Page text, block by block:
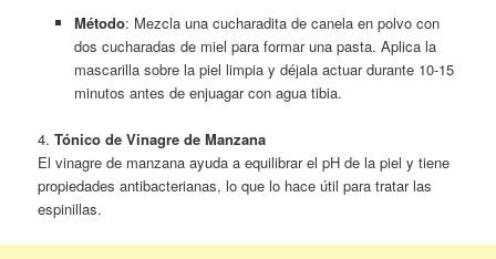
Método: Mezcla una cucharadita de canela en polvo con
dos cucharadas de miel para formar una pasta. Aplica la
mascarilla sobre la piel limpia y déjala actuar durante 10-15
minutos antes de enjuagar con agua tibia.
4.Tónico de Vinagre de Manzana
El vinagre de manzana ayuda a equilibrar el pH de la piel y tiene
propiedades antibacterianas, lo que lo hace útil para tratar las
espinillas.